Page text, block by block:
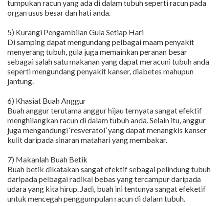
tumpukan racun yang ada di dalam tubuh seperti racun pada
organ usus besar dan hati anda.
5) Kurangi Pengambilan Gula Setiap Hari
Di samping dapat mengundang pelbagai maam penyakit
menyerang tubuh, gula juga memainkan peranan besar
sebagai salah satu makanan yang dapat meracuni tubuh anda
seperti mengundang penyakit kanser, diabetes mahupun
jantung.
6) Khasiat Buah Anggur
Buah anggur terutama anggur hijau ternyata sangat efektif
menghilangkan racun di dalam tubuh anda. Selain itu, anggur
juga mengandungi ‘resveratol’ yang dapat menangkis kanser
kulit daripada sinaran matahari yang membakar.
7) Makanlah Buah Betik
Buah betik dikatakan sangat efektif sebagai pelindung tubuh
daripada pelbagai radikal bebas yang tercampur daripada
udara yang kita hirup. Jadi, buah ini tentunya sangat efeketif
untuk mencegah penggumpulan racun di dalam tubuh.